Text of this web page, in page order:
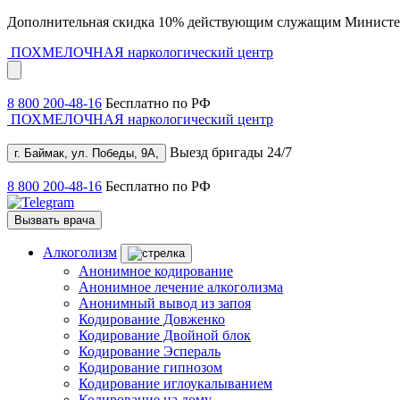
Дополнительная скидка 10% действующим служащим
ПОХМЕЛОЧНАЯ наркологический центр
8 800 200-48-16 Бесплатно по РФ
ПОХМЕЛОЧНАЯ наркологический центр
г. Баймак, ул. Победы, 9А, Выезд бригады 24/7
8 800 200-48-16 Бесплатно по РФ
Вызвать врача
Алкоголизм
Анонимное кодирование
Анонимное лечение алкоголизма
Анонимный вывод из запоя
Кодирование Довженко
Кодирование Двойной блок
Кодирование Эспераль
Кодирование гипнозом
Кодирование иглоукалыванием